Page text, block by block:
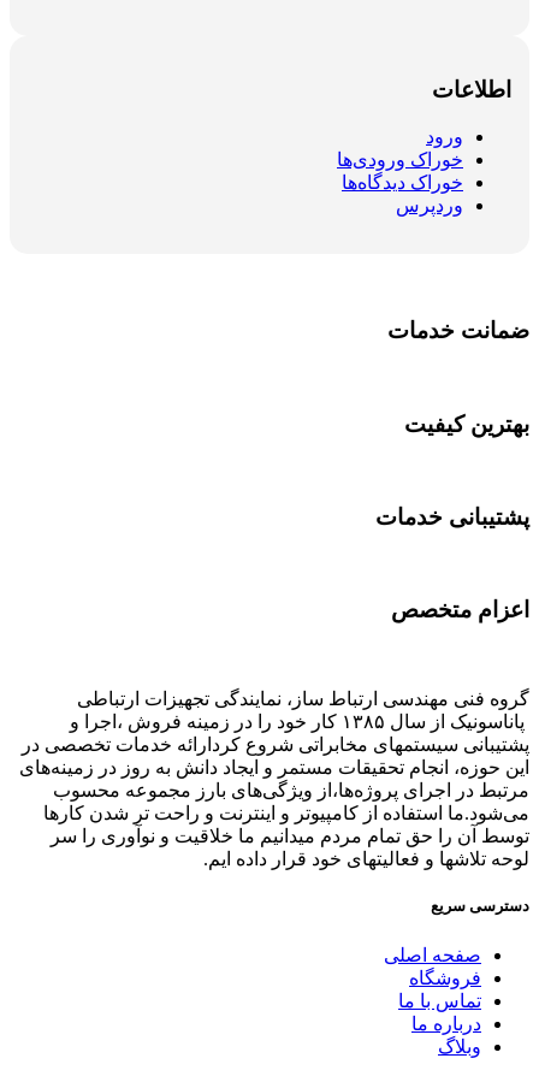
اطلاعات
ورود
خوراک ورودی‌ها
خوراک دیدگاه‌ها
وردپرس
ضمانت خدمات
بهترین کیفیت
پشتیبانی خدمات
اعزام متخصص
گروه فنی مهندسی ارتباط ساز، نمایندگی تجهیزات ارتباطی
پاناسونیک از سال ۱۳۸۵ کار خود را در زمینه فروش ،اجرا و
پشتیبانی سیستمهای مخابراتی شروع کردارائه خدمات تخصصی در
این حوزه، انجام تحقیقات مستمر و ایجاد دانش به‌ روز در زمینه‌های
مرتبط در اجرای پروژه‌ها،از ویژگی‌های بارز مجموعه محسوب
می‌شود.ما استفاده از کامپیوتر و اینترنت و راحت تر شدن کارها
توسط آن را حق تمام مردم میدانیم ما خلاقیت و نوآوری را سر
لوحه تلاشها و فعالیتهای خود قرار داده ایم.
دسترسی سریع
صفحه اصلی
فروشگاه
تماس با ما
درباره ما
وبلاگ